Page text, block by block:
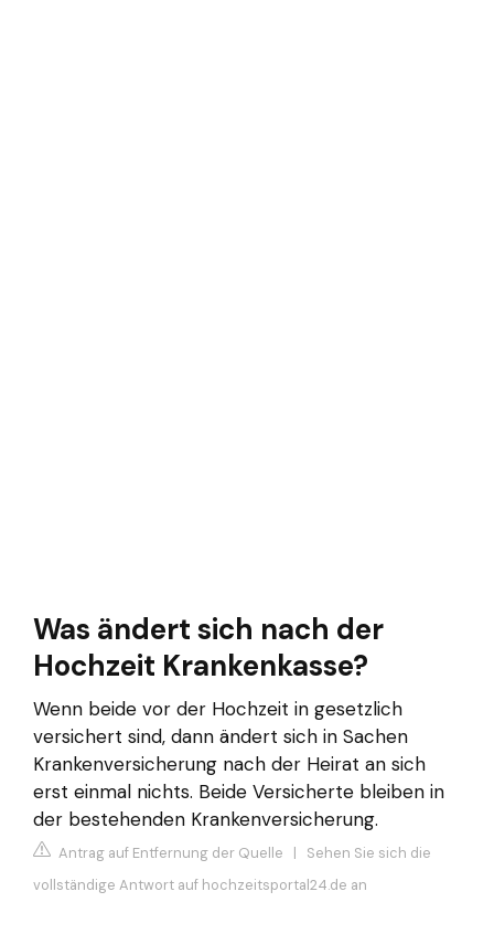
Was ändert sich nach der
Hochzeit Krankenkasse?
Wenn beide vor der Hochzeit in gesetzlich
versichert sind, dann ändert sich in Sachen
Krankenversicherung nach der Heirat an sich
erst einmal nichts. Beide Versicherte bleiben in
der bestehenden Krankenversicherung.
Antrag auf Entfernung der Quelle | Sehen Sie sich die
vollständige Antwort auf hochzeitsportal24.de an